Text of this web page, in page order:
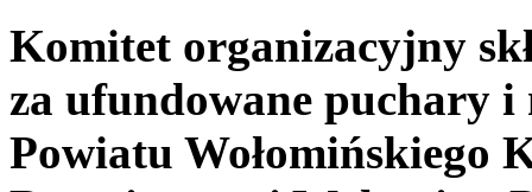
Komitet organizacyjny
za ufundowane puchary i
Powiatu Wołomińskiego